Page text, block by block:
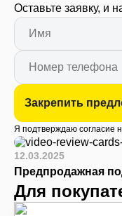
Оставьте заявку, и
Закрепить
Я подтверждаю согласие
12.03.2025
Предпродажная
Для